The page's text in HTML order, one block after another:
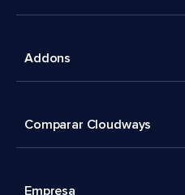
Addons
Comparar Cloudways
Empresa